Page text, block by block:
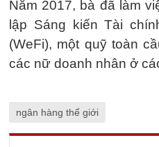
Năm 2017, bà đã làm
lập Sáng kiến Tài
(WeFi), một quỹ toàn
các nữ doanh nhân ở
ngân hàng thế giới